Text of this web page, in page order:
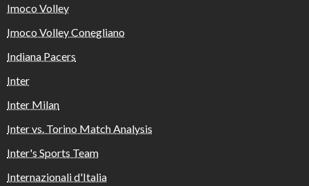
Imoco Volley
Imoco Volley Conegliano
Indiana Pacers
Inter
Inter Milan
Inter vs. Torino Match Analysis
Inter's Sports Team
Internazionali d'Italia